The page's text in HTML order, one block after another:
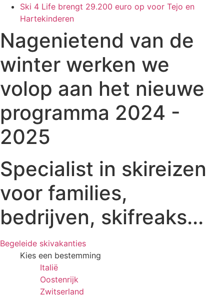
Ski 4 Life brengt 29.200 euro op voor Tejo en
Hartekinderen
Nagenietend van de
winter werken we
volop aan het nieuwe
programma 2024 -
2025
Specialist in skireizen
voor families,
bedrijven, skifreaks...
Begeleide skivakanties
Kies een bestemming
Italië
Oostenrijk
Zwitserland